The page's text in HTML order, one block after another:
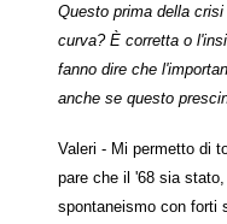
Questo prima della
curva? È corretta o
fanno dire che
anche se questo
Valeri - Mi permetto di
pare che il '68 sia
spontaneismo con forti